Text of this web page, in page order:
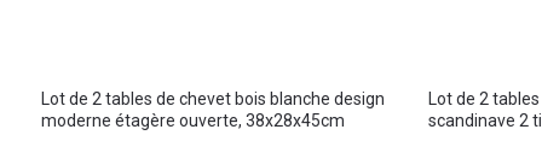
Lot de 2 tables de chevet bois blanche design
moderne étagère ouverte, 38x28x45cm
Lot de 2
scandinave 2